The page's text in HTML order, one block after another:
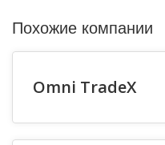
Похожие компании
Omni TradeX